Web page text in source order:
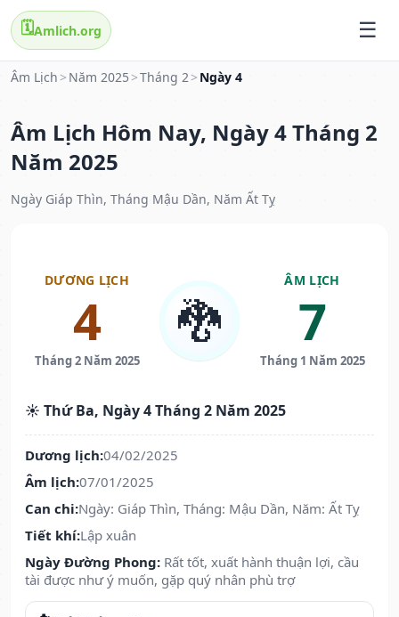
🗓️Amlich.org
Âm Lịch > Năm 2025 >Tháng 2> Ngày 4
Âm Lịch Hôm Nay, Ngày 4 Tháng 2
Năm 2025
Ngày Giáp Thìn, Tháng Mậu Dần, Năm Ất Tỵ
DƯƠNG LỊCH
4
Tháng 2 Năm 2025
🐉
ÂM LỊCH
7
Tháng 1 Năm 2025
☀️ Thứ Ba, Ngày 4 Tháng 2 Năm 2025
Dương lịch:04/02/2025
Âm lịch:07/01/2025
Can chi:Ngày: Giáp Thìn, Tháng: Mậu Dần, Năm: Ất Tỵ
Tiết khí:Lập xuân
Ngày Đường Phong: Rất tốt, xuất hành thuận lợi, cầu
tài được như ý muốn, gặp quý nhân phù trợ